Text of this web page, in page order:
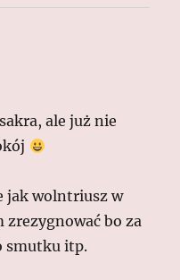
ale już nie
jak wolntriusz w
zrezygnować bo za
smutku itp.